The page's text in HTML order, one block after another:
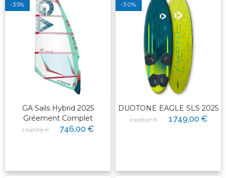
-35%
GA Sails Hybrid 2025
Gréement Complet
1 147,69 € 746,00 €
-30%
DUOTONE EAGLE SLS 2025
2 498,57 € 1 749,00 €